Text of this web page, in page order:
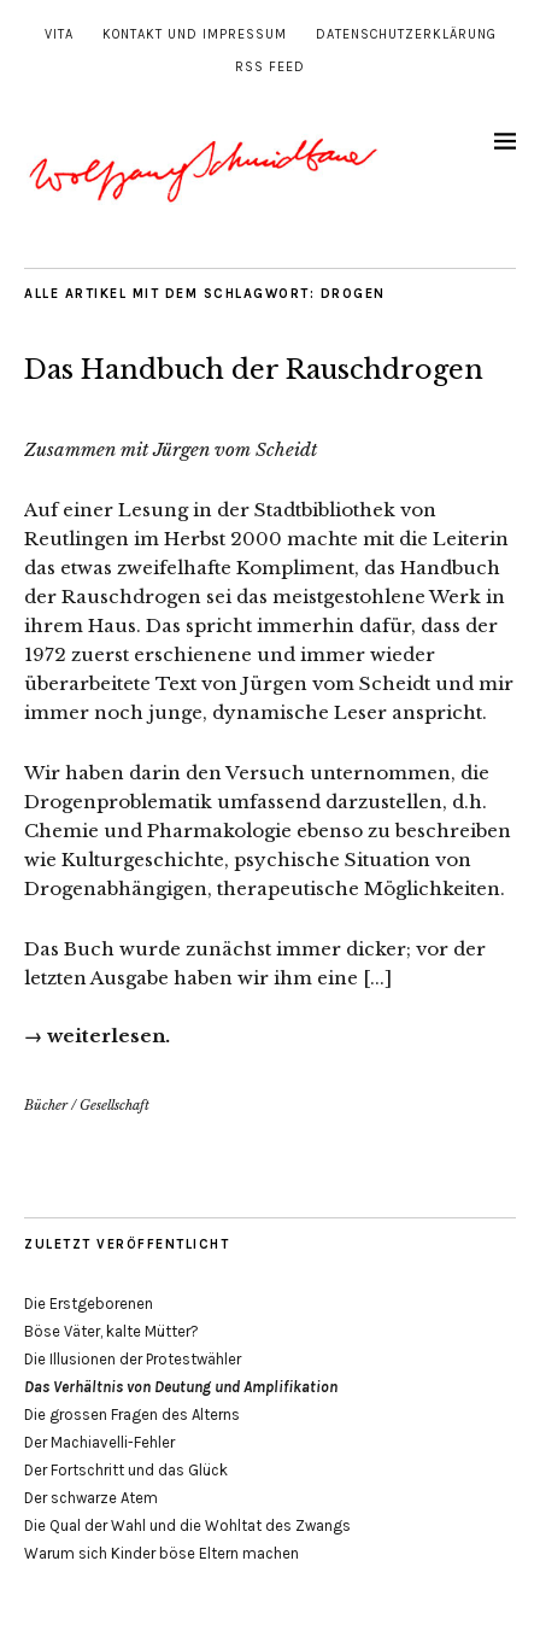
VITA KONTAKT UND IMPRESSUM DATENSCHUTZERKLÄRUNG
RSS FEED
ALLE ARTIKEL MIT DEM SCHLAGWORT: DROGEN
Das Handbuch der Rauschdrogen
Zusammen mit Jürgen vom Scheidt
Auf einer Lesung in der Stadtbibliothek von
Reutlingen im Herbst 2000 machte mit die Leiterin
das etwas zweifelhafte Kompliment, das Handbuch
der Rauschdrogen sei das meistgestohlene Werk in
ihrem Haus. Das spricht immerhin dafür, dass der
1972 zuerst erschienene und immer wieder
überarbeitete Text von Jürgen vom Scheidt und mir
immer noch junge, dynamische Leser anspricht.
Wir haben darin den Versuch unternommen, die
Drogenproblematik umfassend darzustellen, d.h.
Chemie und Pharmakologie ebenso zu beschreiben
wie Kulturgeschichte, psychische Situation von
Drogenabhängigen, therapeutische Möglichkeiten.
Das Buch wurde zunächst immer dicker; vor der
letzten Ausgabe haben wir ihm eine [...]
→ weiterlesen.
Bücher/Gesellschaft
ZULETZT VERÖFFENTLICHT
Die Erstgeborenen
Böse Väter, kalte Mütter?
Die Illusionen der Protestwähler
Das Verhältnis von Deutung und Amplifikation
Die grossen Fragen des Alterns
Der Machiavelli-Fehler
Der Fortschritt und das Glück
Der schwarze Atem
Die Qual der Wahl und die Wohltat des Zwangs
Warum sich Kinder böse Eltern machen